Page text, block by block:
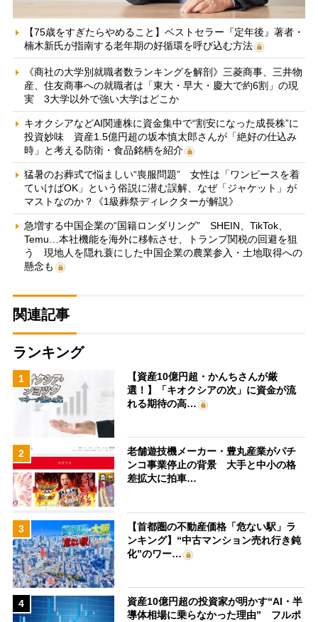
【75歳をすぎたらやめること】ベストセラー『定年後』著者・
楠木新氏が指南する老年期の好循環を呼び込む方法
《商社の大学別就職者数ランキングを解剖》三菱商事、三井物
産、住友商事への就職者は「東大・早大・慶大で約6割」の現
実 3大学以外で強い大学はどこか
キオクシアなどAI関連株に資金集中で“割安になった成長株”に
投資妙味 資産1.5億円超の坂本慎太郎さんが「絶好の仕込み
時」と考える防衛・食品銘柄を紹介
猛暑のお葬式で悩ましい“喪服問題” 女性は「ワンピースを着
ていけばOK」という俗説に潜む誤解、なぜ「ジャケット」が
マストなのか？《1級葬祭ディレクターが解説》
急増する中国企業の“国籍ロンダリング” SHEIN、TikTok、
Temu…本社機能を海外に移転させ、トランプ関税の回避を狙
う 現地人を隠れ蓑にした中国企業の農業参入・土地取得への
懸念も
関連記事
ランキング
1
【資産10億円超・かんちさんが厳
選！】「キオクシアの次」に資金が流
れる期待の高…
2
老舗遊技機メーカー・豊丸産業がパチ
ンコ事業停止の背景 大手と中小の格
差拡大に拍車…
3
【首都圏の不動産価格「危ない駅」ラ
ンキング】“中古マンション売れ行き鈍
化”のワー…
4
資産10億円超の投資家が明かす“AI・半
導体相場に乗らなかった理由” フルポ